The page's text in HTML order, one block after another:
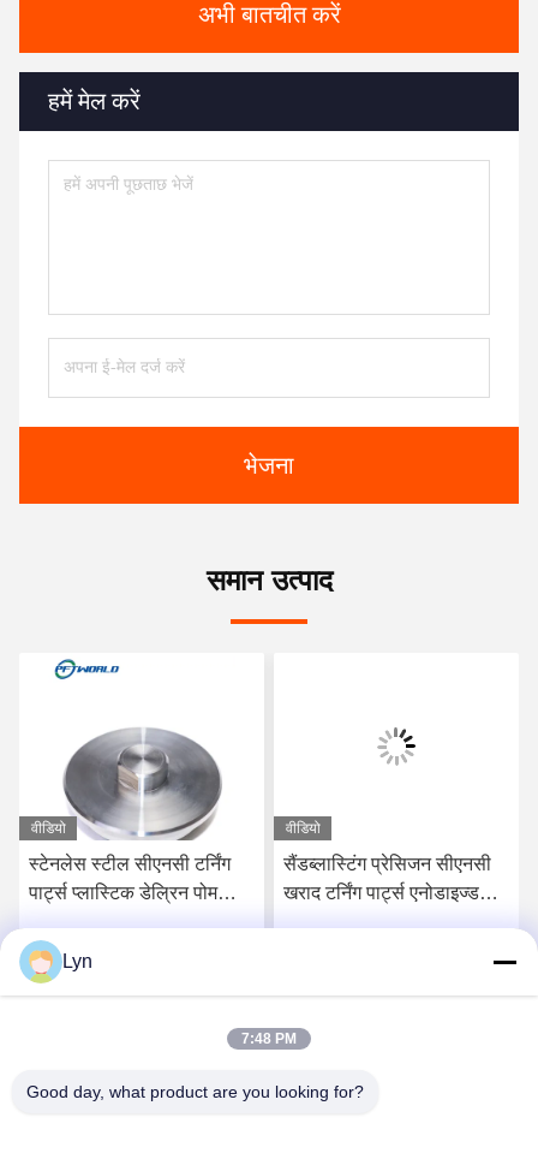
अभी बातचीत करें
हमें मेल करें
भेजना
समान उत्पाद
वीडियो
स्टेनलेस स्टील सीएनसी टर्निंग
पार्ट्स प्लास्टिक डेल्रिन पोम
वीडियो
सैंडब्लास्टिंग प्रेसिजन सीएनसी
खराद टर्निंग पार्ट्स एनोडाइज्ड
Lyn
7:48 PM
Good day, what product are you looking for?